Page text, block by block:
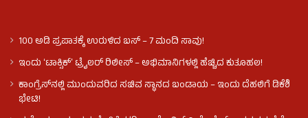
100 ಅಡಿ ಪ್ರಪಾತಕ್ಕೆ ಉರುಳಿದ ಬಸ್‌ – 7 ಮಂದಿ ಸಾವು!
ಇಂದು ʻಟಾಕ್ಸಿಕ್ʼ ಟ್ರೈಲರ್ ರಿಲೀಸ್‌ – ಅಭಿಮಾನಿಗಳಲ್ಲಿ ಹೆಚ್ಚಿದ ಕುತೂಹಲ!
ಕಾಂಗ್ರೆಸ್​ನಲ್ಲಿ ಮುಂದುವರಿದ ಸಚಿವ ಸ್ಥಾನದ ಬಂಡಾಯ – ಇಂದು ದೆಹಲಿಗೆ ಡಿಕೆಶಿ
ಭೇಟಿ!